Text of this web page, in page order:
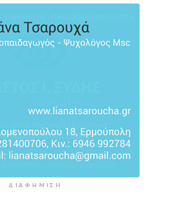
η παρουσίαση του
της ΕΛ.Α.Σ. στη
ΔΙΑΦΉΜΙΣΗ